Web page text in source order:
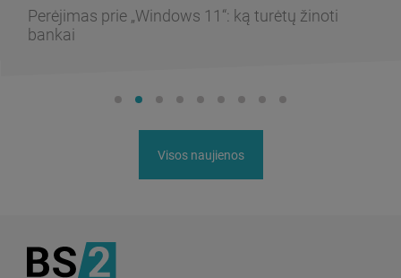
Perėjimas prie „Windows 11“: ką turėtų žinoti
bankai
Visos naujienos